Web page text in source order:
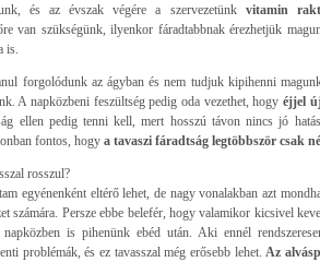
és az évszak végére a szervezetünk vitamin
van szükségünk, ilyenkor fáradtabbnak érezhetjük
is.
forgolódunk az ágyban és nem tudjuk kipihenni
A napközbeni feszültség pedig oda vezethet, hogy éjjel
ellen pedig tenni kell, mert hosszú távon nincs jó
fontos, hogy a tavaszi fáradtság legtöbbször csak
rosszul?
egyénenként eltérő lehet, de nagy vonalakban azt
számára. Persze ebbe belefér, hogy valamikor kicsivel
is pihenünk ebéd után. Aki ennél
problémák, és ez tavasszal még erősebb lehet. Az